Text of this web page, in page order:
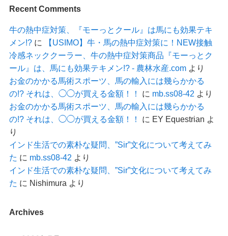
Recent Comments
牛の熱中症対策、『モーっとクール』は馬にも効果テキ
メン!?に
【USIMO】牛・馬の熱中症対策に！NEW接触
冷感ネッククーラー、牛の熱中症対策商品『モーっとク
ール』は、馬にも効果テキメン!? - 農林水産.comより
お金のかかる馬術スポーツ、馬の輸入には幾らかかる
の!? それは、◯◯が買える金額！！
に mb.ss08-42 より
お金のかかる馬術スポーツ、馬の輸入には幾らかかる
の!? それは、◯◯が買える金額！！
に EY Equestrian よ
り
インド生活での素朴な疑問、”Sir”文化について考えてみ
た に mb.ss08-42 より
インド生活での素朴な疑問、”Sir”文化について考えてみ
た に Nishimura より
Archives